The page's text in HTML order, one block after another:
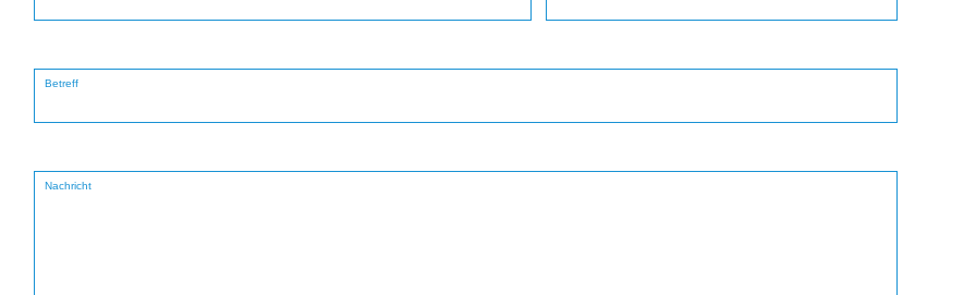
Betreff
Nachricht